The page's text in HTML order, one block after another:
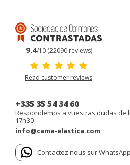
9.4/10 (22090 reviews)
Read customer reviews
+335 35 54 34 60
Respondemos a vuestras dudas de
17h30
info@cama-elastica.com
Contactez nous sur WhatsApp